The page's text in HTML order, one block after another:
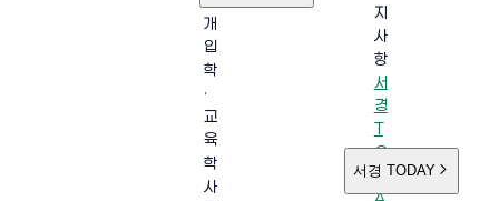
개
입
학
·
교
육
학
사
지
사
항
서
경
T
O
D
서경 TODAY